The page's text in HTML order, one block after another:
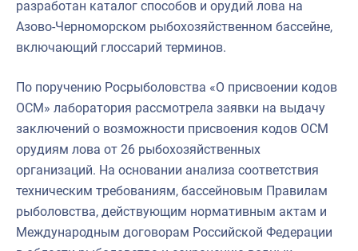
разработан каталог способов и орудий лова на
Азово-Черноморском рыбохозяйственном бассейне,
включающий глоссарий терминов.
По поручению Росрыболовства «О присвоении кодов
ОСМ» лаборатория рассмотрела заявки на выдачу
заключений о возможности присвоения кодов ОСМ
орудиям лова от 26 рыбохозяйственных
организаций. На основании анализа соответствия
техническим требованиям, бассейновым Правилам
рыболовства, действующим нормативным актам и
Международным договорам Российской Федерации